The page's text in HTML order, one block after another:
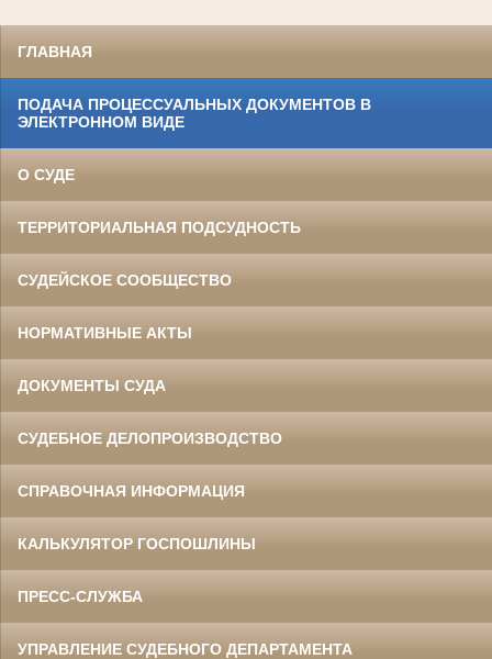
ГЛАВНАЯ
ПОДАЧА ПРОЦЕССУАЛЬНЫХ ДОКУМЕНТОВ В
ЭЛЕКТРОННОМ ВИДЕ
О СУДЕ
ТЕРРИТОРИАЛЬНАЯ ПОДСУДНОСТЬ
СУДЕЙСКОЕ СООБЩЕСТВО
НОРМАТИВНЫЕ АКТЫ
ДОКУМЕНТЫ СУДА
СУДЕБНОЕ ДЕЛОПРОИЗВОДСТВО
СПРАВОЧНАЯ ИНФОРМАЦИЯ
КАЛЬКУЛЯТОР ГОСПОШЛИНЫ
ПРЕСС-СЛУЖБА
УПРАВЛЕНИЕ СУДЕБНОГО ДЕПАРТАМЕНТА